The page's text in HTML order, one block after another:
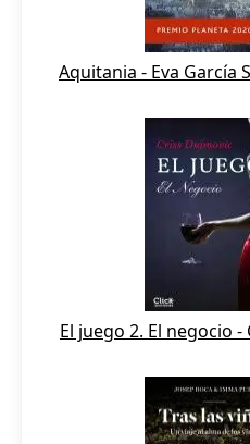
Aquitania - Eva García
El juego 2. El negocio